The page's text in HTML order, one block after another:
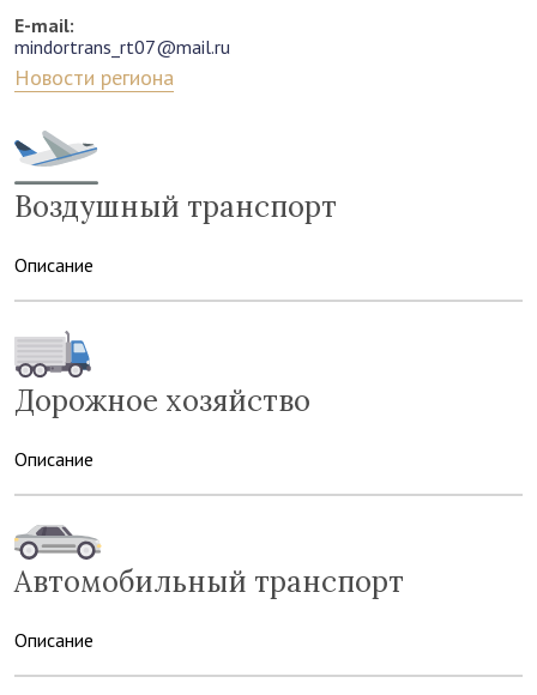
E-mail:
mindortrans_rt07@mail.ru
Новости региона
Воздушный транспорт
Описание
Дорожное хозяйство
Описание
Автомобильный транспорт
Описание